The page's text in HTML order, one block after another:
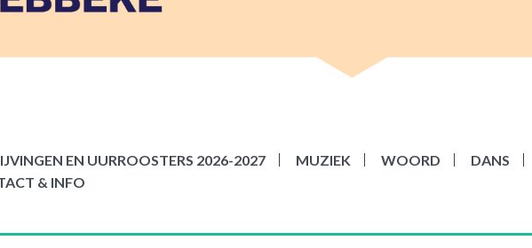
EN UURROOSTERS 2026-2027 MUZIEK WOORD DANS
& INFO